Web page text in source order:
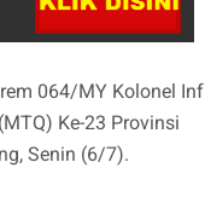
064/MY Kolonel Inf
Ke-23 Provinsi
Senin (6/7).